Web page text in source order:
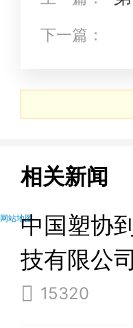
苏溧阳成功
下一篇：
相关新闻
中国塑协
技有限公
15320
网站地图